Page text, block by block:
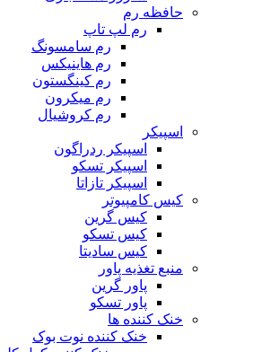
حافظه رم
رم لپ تاپ
رم سامسونگ
رم هاینیکس
رم کینگستون
رم میکرون
رم کروشیال
اسپیکر
اسپیکر ردراگون
اسپیکر تسکو
اسپیکر تازاتا
کیس کامپیوتر
کیس گرین
کیس تسکو
کیس سادیتا
منبع تغذیه‌ پاور
پاور گرین
پاور تسکو
خنک کننده ها
خنک کننده نوت بوک